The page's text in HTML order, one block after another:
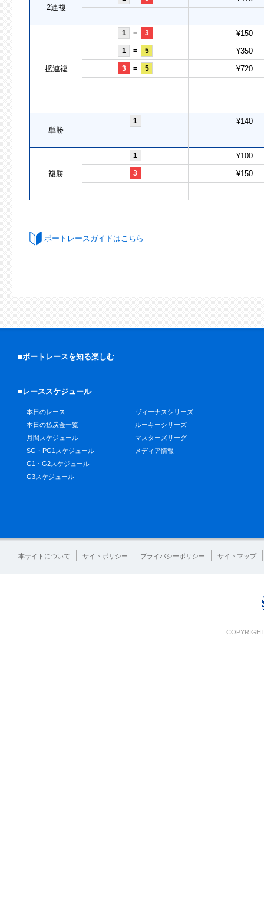
2連複
拡連複
1 = 3 ¥150
1 = 5 ¥350
3 = 5 ¥720
単勝
1 ¥140
複勝
1 ¥100
3 ¥150
ボートレースガイドはこちら
■ボートレースを知る楽しむ
■レーススケジュール
本日のレース
本日の払戻金一覧
月間スケジュール
SG・PG1スケジュール
G1・G2スケジュール
G3スケジュール
ヴィーナスシリーズ
ルーキーシリーズ
マスターズリーグ
メディア情報
本サイトについて サイトポリシー プライバシーポリシー サイトマップ